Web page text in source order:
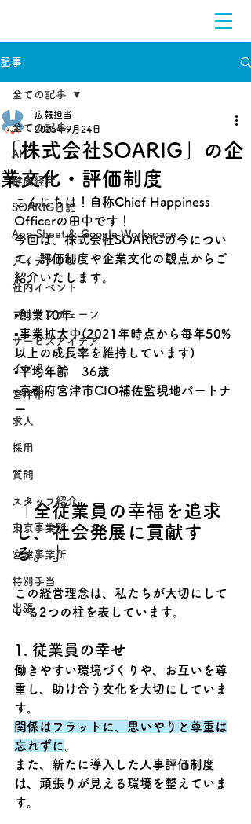
記事
全ての記事
AI
健康経営
SOARIG日記
App Sheet & Google Workspace
アイデアソン
社内イベント
ブロックチェーン
サービスアイデア
インターン
宮津市
求人
採用
質問
スタッフ紹介
東京事業所
宮津事業所
特別手当
出張
全ての記事
「株式会社SOARIG」の企
業文化・評価制度
広報担当
2025年9月24日
こんにちは！自称Chief Happiness
Officerの田中です！
今回は、株式会社SOARIGの今につい
て、評価制度や企業文化の観点からご
紹介いたします。
▪創業10年
▪事業拡大中(2021年時点から毎年50%
以上の成長率を維持しています)
▪平均年齢　36歳
▪京都府宮津市CIO補佐監現地パートナ
ー
「全従業員の幸福を追求
し、社会発展に貢献す
る。」
この経営理念は、私たちが大切にして
いる2つの柱を表しています。
1. 従業員の幸せ
働きやすい環境づくりや、お互いを尊
重し、助け合う文化を大切にしていま
す。
関係はフラットに、思いやりと尊重は
忘れずに
また、新たに導入した人事評価制度
は、頑張りが見える環境を整えていま
す。